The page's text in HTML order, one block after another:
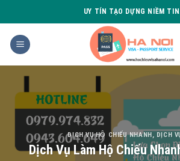
to
content
UY TÍN TẠO DỰNG NIỀM
DỊCH VỤ HỘ CHIẾU NHANH, DỊCH
Dịch Vụ Làm Hộ Chiếu